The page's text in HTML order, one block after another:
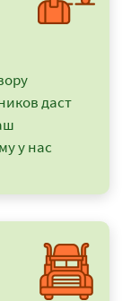
даст
у нас